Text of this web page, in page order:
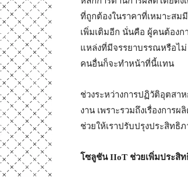
ที่ถูกต้องในราคาที่เหมาะสม
เพิ่มเติมอีก นั่นคือ ผู้คนต้องก
แหล่งที่มีจรรยาบรรณหรือไ
คนอื่นก็จะทำหน้าที่นี้แทน
ช่วงระหว่างการปฏิวัติอุตสา
งาน เพราะรวมถึงเรื่องกา
ช่วยให้เราปรับปรุงประสิทธิ
โซลูชันIIoT ช่วยเพิ่มประสิท